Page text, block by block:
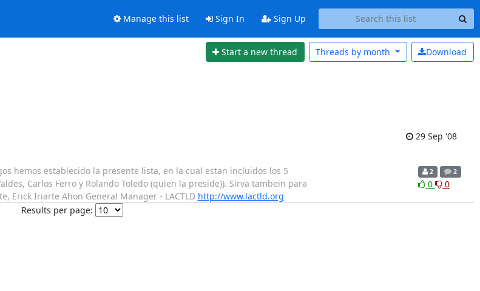
Manage this list Sign In Sign Up
Start a new thread Download
Threads by month
29 Sep '08
hemos establecido la presente lista, en la cual estan incluidos los 5
Carlos Ferro y Rolando Toledo (quien la preside)). Sirva tambein para
Erick Iriarte Ahon General Manager - LACTLD http://www.lactld.org
2 2
0 0
Results per page: